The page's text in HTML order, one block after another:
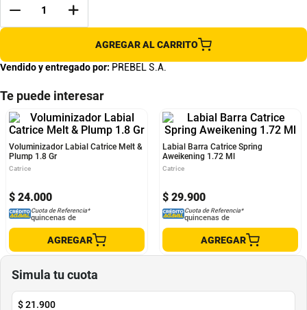
AGREGAR AL CARRITO
Vendido y entregado por: PREBEL S.A.
Te puede interesar
Voluminizador Labial Catrice Melt &
Plump 1.8 Gr
$ 24.000
Cuota de Referencia*
Aweikening 1.72 Ml
$ 29.900